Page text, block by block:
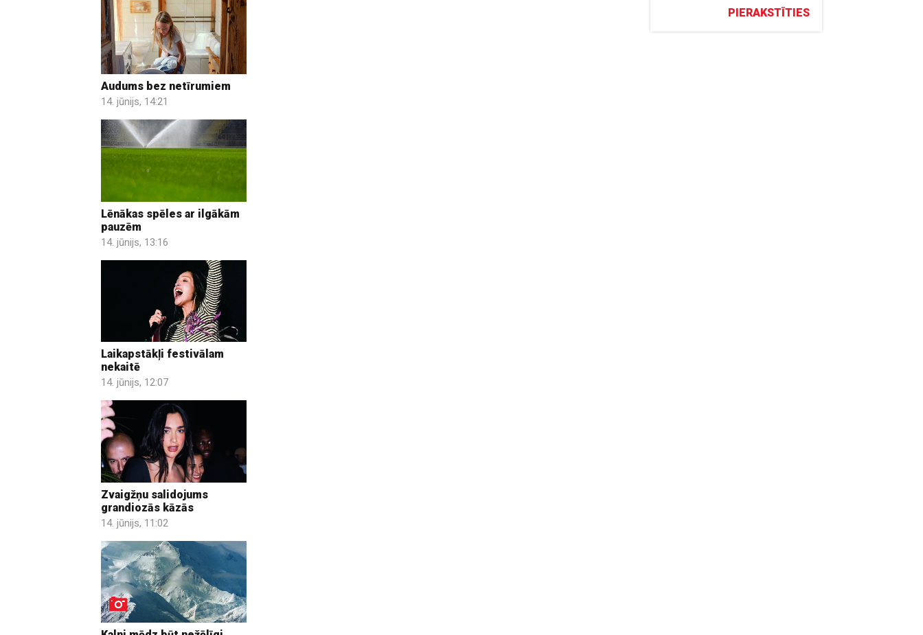
Audums bez netīrumiem
14. jūnijs, 14:21
Lēnākas spēles ar ilgākām
pauzēm
14. jūnijs, 13:16
Laikapstākļi festivālam
nekaitē
14. jūnijs, 12:07
Zvaigžņu salidojums
grandiozās kāzās
14. jūnijs, 11:02
PIERAKSTĪTIES